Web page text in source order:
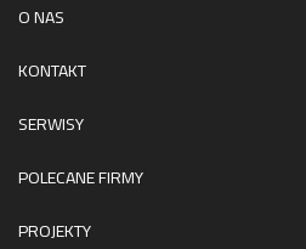
O NAS
KONTAKT
SERWISY
POLECANE FIRMY
PROJEKTY